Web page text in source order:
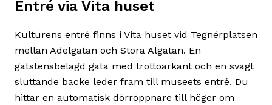
Entré via Vita huset
Kulturens entré finns i Vita huset vid Tegnérplatsen
mellan Adelgatan och Stora Algatan. En
gatstensbelagd gata med trottoarkant och en svagt
sluttande backe leder fram till museets entré. Du
hittar en automatisk dörröppnare till höger om